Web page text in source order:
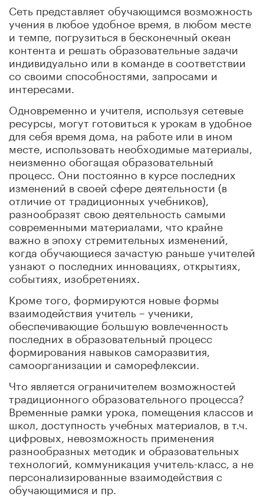
Сеть представляет обучающимся возможность
учения в любое удобное время, в любом месте
и темпе, погрузиться в бесконечный океан
контента и решать образовательные задачи
индивидуально или в команде в соответствии
со своими способностями, запросами и
интересами.
Одновременно и учителя, используя сетевые
ресурсы, могут готовиться к урокам в удобное
для себя время дома, на работе или в ином
месте, использовать необходимые материалы,
неизменно обогащая образовательный
процесс. Они постоянно в курсе последних
изменений в своей сфере деятельности (в
отличие от традиционных учебников),
разнообразят свою деятельность самыми
современными материалами, что крайне
важно в эпоху стремительных изменений,
когда обучающиеся зачастую раньше учителей
узнают о последних инновациях, открытиях,
событиях, изобретениях.
Кроме того, формируются новые формы
взаимодействия учитель – ученики,
обеспечивающие большую вовлеченность
последних в образовательный процесс
формирования навыков саморазвития,
самоорганизации и саморефлексии.
Что является ограничителем возможностей
традиционного образовательного процесса?
Временные рамки урока, помещения классов и
школ, доступность учебных материалов, в т.ч.
цифровых, невозможность применения
разнообразных методик и образовательных
технологий, коммуникация учитель-класс, а не
персонализированные взаимодействия с
обучающимися и пр.